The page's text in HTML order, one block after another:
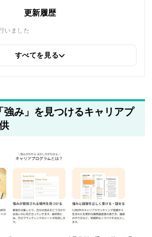
更新履歴
いました
加しました
すべてを見る
強み」を見つけるキャリアプ